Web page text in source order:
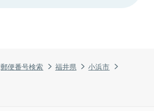
郵便番号検索 福井県
小浜市